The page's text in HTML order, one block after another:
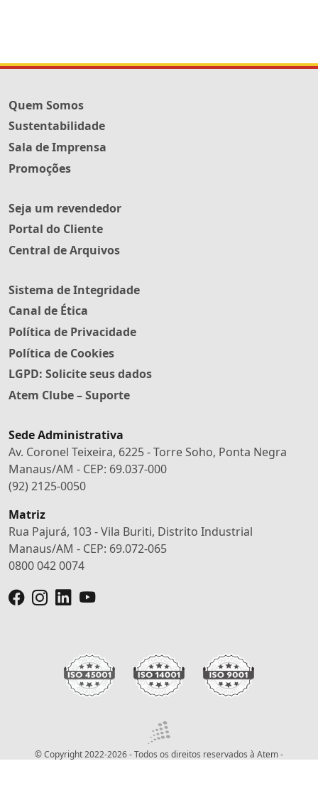
Quem Somos
Sustentabilidade
Sala de Imprensa
Promoções
Seja um revendedor
Portal do Cliente
Central de Arquivos
Sistema de Integridade
Canal de Ética
Política de Privacidade
Política de Cookies
LGPD: Solicite seus dados
Atem Clube – Suporte
Sede Administrativa
Av. Coronel Teixeira, 6225 - Torre Soho, Ponta Negra
Manaus/AM - CEP: 69.037-000
(92) 2125-0050
Matriz
Rua Pajurá, 103 - Vila Buriti, Distrito Industrial
Manaus/AM - CEP: 69.072-065
0800 042 0074
© Copyright 2022-2026 - Todos os direitos reservados à Atem -